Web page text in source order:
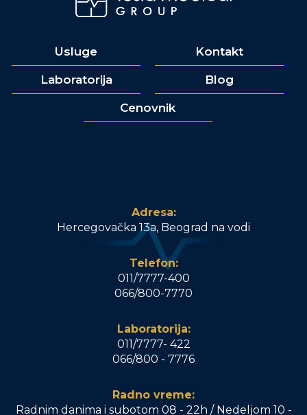
Usluge Kontakt
Laboratorija Blog
Cenovnik
Adresa:
Hercegovačka 13a, Beograd na vodi
Telefon:
011/7777-400
066/800-7770
Laboratorija:
011/7777- 422
066/800 - 7776
Radno vreme:
Radnim danima i subotom 08 - 22h / Nedeljom 10 -